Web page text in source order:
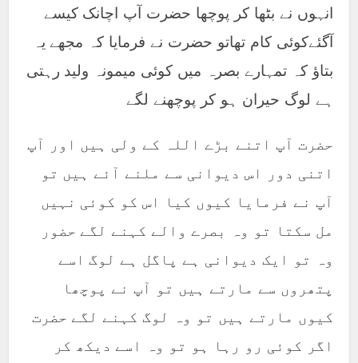
انہوں نے بٹھا کر پوچھا حضرت آپ اچانک کیسے
آگئےکوئی کام تھاتو حضرت نے فرمایا کہ مجھے یہ
بتاؤ کہ تمہارے بصرہ میں کوئی میمونہ ولید رہتی
ہے لوگ حیران ہو کر پوچھنے لگے
حضرت آپ اتنے بڑے اللہ کے ولی ہیں اور آپ
اتنی دور اس دیوانی سے ملنے آئے ہیں تو
آپ نے فرمایا کیوں کیا اس کو کوئی نہیں
مل سکتا تو وہ بصرے والے کہنے لگے حضور
وہ تو ایک دیوانی ہے پاگل ہے لوگ اسے
پتھروں سے مارتے ہیں تو آپ نے پوچھا
کیوں مارتے ہیں تو وہ لوگ کہنے لگے حضرت
اگر کوئی رو رہا ہو تو وہ اسے دیکھ کر